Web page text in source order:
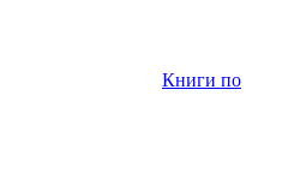
Книги по